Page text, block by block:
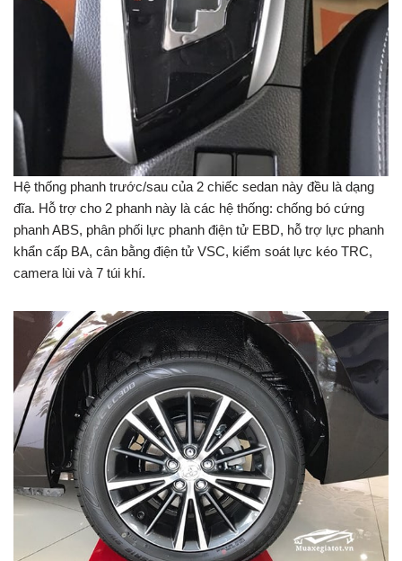
Hệ thống phanh trước/sau của 2 chiếc sedan này đều là dạng
đĩa. Hỗ trợ cho 2 phanh này là các hệ thống: chống bó cứng
phanh ABS, phân phối lực phanh điện tử EBD, hỗ trợ lực phanh
khẩn cấp BA, cân bằng điện tử VSC, kiểm soát lực kéo TRC,
camera lùi và 7 túi khí.